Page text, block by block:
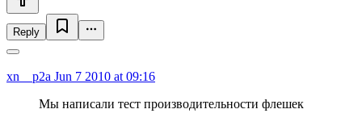
Reply
xn__p2a Jun 7 2010 at 09:16
Мы написали тест производительности флешек